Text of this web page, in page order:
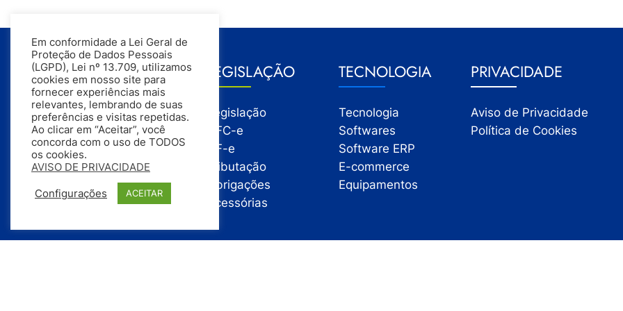
GESTÃO
Gestão
Gestão Financeira
Gestão de Pessoas
Compras
Estoque
Vendas
LEGISLAÇÃO
Legislação
NFC-e
NF-e
Tributação
Obrigações
Acessórias
TECNOLOGIA
Tecnologia
Softwares
Software ERP
E-commerce
Equipamentos
PRIVACIDADE
Aviso de Privacidade
Política de Cookies
Em conformidade a Lei Geral de
Proteção de Dados Pessoais
(LGPD), Lei nº 13.709, utilizamos
cookies em nosso site para
fornecer experiências mais
relevantes, lembrando de suas
preferências e visitas repetidas.
Ao clicar em “Aceitar”, você
concorda com o uso de TODOS
os cookies.
AVISO DE PRIVACIDADE
Configurações ACEITAR